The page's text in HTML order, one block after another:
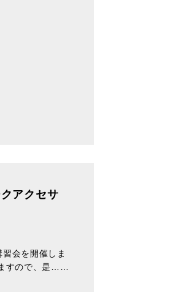
アクセサ
会を開催しま
すので、是……